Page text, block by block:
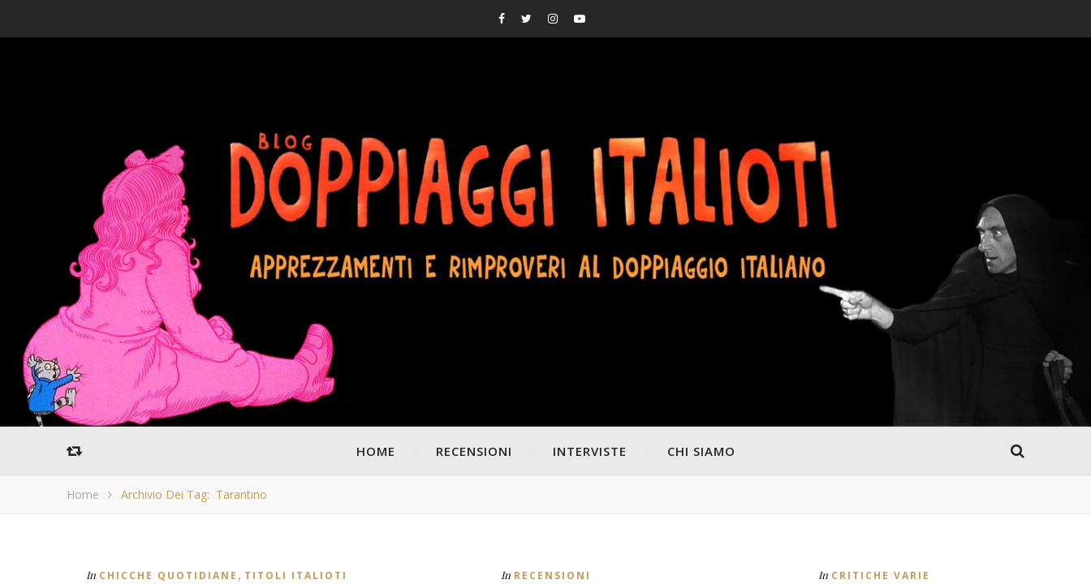
HOME RECENSIONI INTERVISTE CHI SIAMO
Home Archivio Dei Tag: Tarantino
In CHICCHE QUOTIDIANE , TITOLI ITALIOTI In RECENSIONI In CRITICHE VARIE